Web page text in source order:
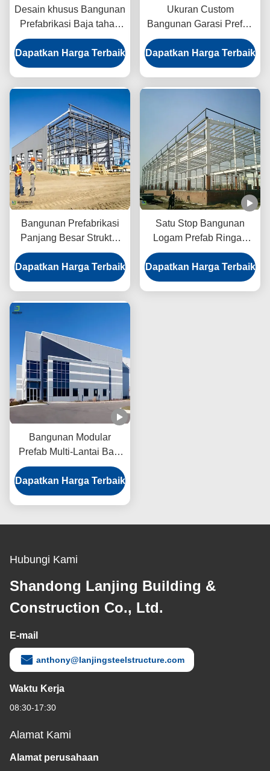
Desain khusus Bangunan
Prefabrikasi Baja tahan
karat Quick Assembly
Dapatkan Harga Terbaik
Ukuran Custom
Bangunan Garasi Prefab
Galvanized Baja
Bantalan Beban Tinggi
Dapatkan Harga Terbaik
Bangunan Prefabrikasi
Panjang Besar Struktur
Modular Baja Kekuatan
Tinggi
Dapatkan Harga Terbaik
Satu Stop Bangunan
Logam Prefab Ringan
Berat Struktur Panel
Sandwich
Dapatkan Harga Terbaik
Bangunan Modular
Prefab Multi-Lantai Baja
tahan api Lembar Baja
Warna Bergelombang
Dapatkan Harga Terbaik
Hubungi Kami
Shandong Lanjing Building &
Construction Co., Ltd.
E-mail
anthony@lanjingsteelstructure.com
Waktu Kerja
08:30-17:30
Alamat Kami
Alamat perusahaan